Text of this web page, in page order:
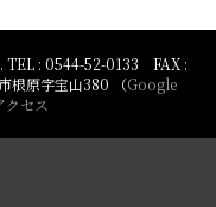
TEL : 0544-52-0133 FAX :
根原字宝山380 （Google
クセス